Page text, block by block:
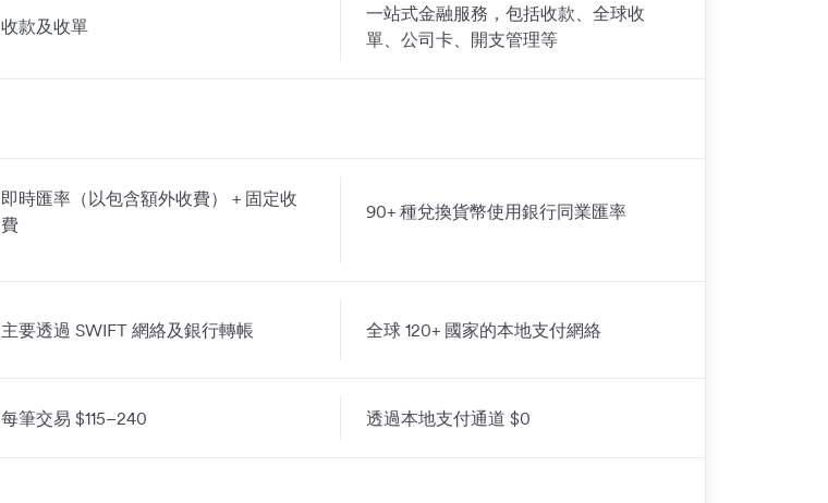
收款及收單
一站式金融服務，包括收款、全球收
單、公司卡、開支管理等
即時匯率（以包含額外收費） + 固定收
費
90+ 種兌換貨幣使用銀行同業匯率
主要透過 SWIFT 網絡及銀行轉帳 全球 120+ 國家的本地支付網絡
每筆交易 $115–240 透過本地支付通道 $0